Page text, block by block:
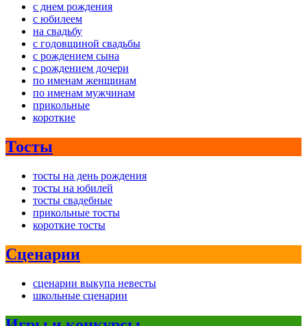
с днем рождения
с юбилеем
на свадьбу
с годовщиной свадьбы
с рождением сына
с рождением дочери
по именам женщинам
по именам мужчинам
прикольные
короткие
Тосты
тосты на день рождения
тосты на юбилей
тосты свадебные
прикольные тосты
короткие тосты
Сценарии
сценарии выкупа невесты
школьные сценарии